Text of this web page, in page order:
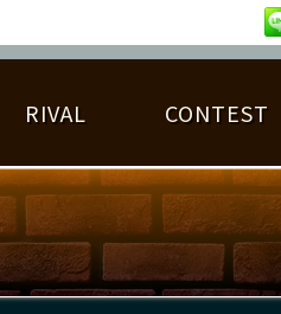
楽曲データ
ねんごろチャレンジ
RIVAL
ー検索 フレンドリスト
CONTEST
大会とは？TOTAL BEST SCORE